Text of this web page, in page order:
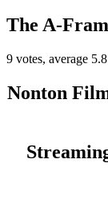
The A-
9 votes, average 5.8
Nonton